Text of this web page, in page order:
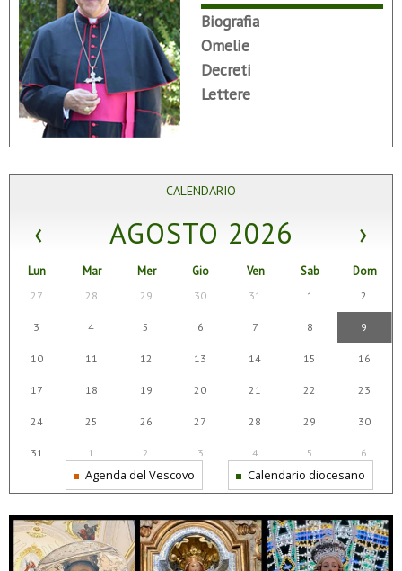
Biografia
Omelie
Decreti
Lettere
CALENDARIO
‹ AGOSTO 2026 ›
Lun Mar Mer Gio Ven Sab Dom
27 28 29 30 31 1 2
3 4 5 6 7 8 9
10 11 12 13 14 15 16
17 18 19 20 21 22 23
24 25 26 27 28 29 30
31 1 2 3 4 5 6
Agenda del Vescovo Calendario diocesano